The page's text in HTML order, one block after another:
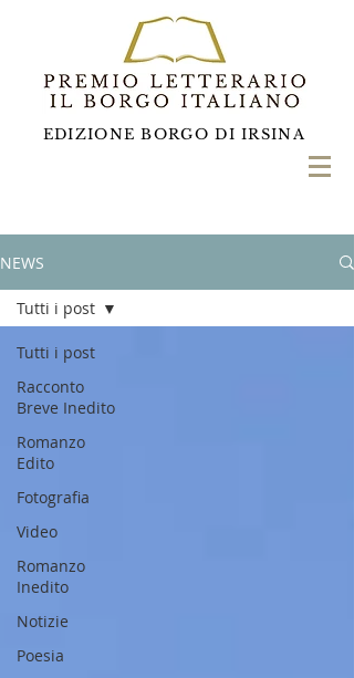
EDIZIONE BORGO DI IRSINA
NEWS
Tutti i post
Racconto
Breve Inedito
Romanzo
Edito
Fotografia
Video
Romanzo
Inedito
Notizie
Poesia
Tutti i post